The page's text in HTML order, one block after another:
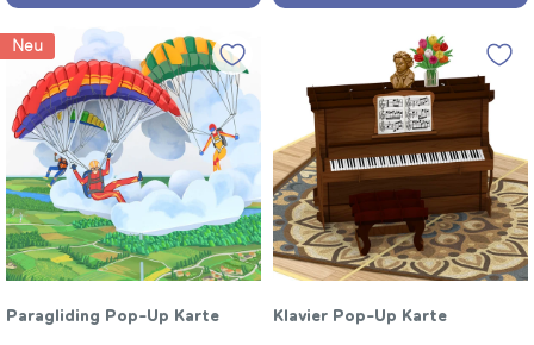
Neu
Paragliding Pop-Up Karte Klavier Pop-Up Karte